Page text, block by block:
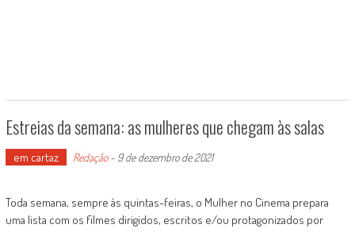
Estreias da semana: as mulheres que chegam às salas
em cartaz Redação- 9 de dezembro de 2021
Toda semana, sempre às quintas-feiras, o Mulher no Cinema prepara
uma lista com os filmes dirigidos, escritos e/ou protagonizados por